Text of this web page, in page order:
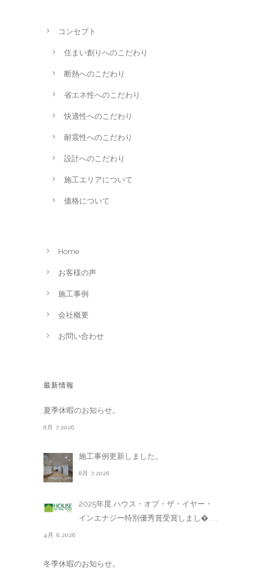
コンセプト
住まい創りへのこだわり
断熱へのこだわり
省エネ性へのこだわり
快適性へのこだわり
耐震性へのこだわり
設計へのこだわり
施工エリアについて
価格について
Home
お客様の声
施工事例
会社概要
お問い合わせ
最新情報
夏季休暇のお知らせ。
8月 7,2026
施工事例更新しました。
8月 7,2026
2025年度 ハウス・オブ・ザ・イヤー・
インエナジー特別優秀賞受賞しまし�. . .
4月 6,2026
冬季休暇のお知らせ。